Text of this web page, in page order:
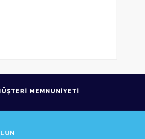
MEMNUNİYETİ